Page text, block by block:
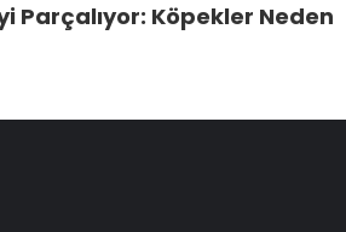
Parçalıyor: Köpekler Neden